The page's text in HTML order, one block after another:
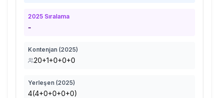
2025 Sıralama
-
Kontenjan (2025)
20+1+0+0+0
Yerleşen (2025)
4(4+0+0+0+0)